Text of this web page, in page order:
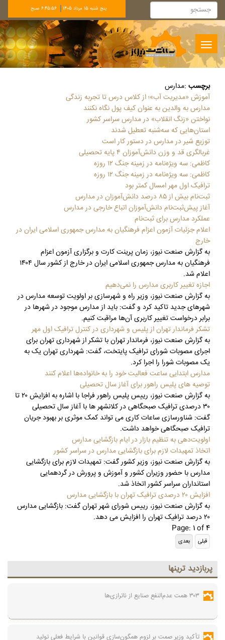
پنج شنبه 15 مرداد 1405 6:45:57 صبح
Toggle
navigation
برچسب :مدارس
آموزش «مدیریت آب»؛ از کلاس درس تا تجربه زندگی
مدارس به والدین به عنوان کیف پول نگاه نکنند
نواختن «زنگ انقلاب» در مدارس سراسر کشور
استان‌هایی که سه‌شنبه تعطیل شدند
توزیع شیر در مدارس در دستور کار است
غربالگری قد و وزن دانش‌آموزان ۴ پایه تحصیلی
کاظمی: سه ویژه‌نامه‌ در زمینه جنگ ۱۲ روزه
کاظمی: سه ویژه‌نامه‌ در زمینه جنگ ۱۲ روزه
ترافیک اول مهر امسال کمتر بود
ثبت‌نام بیش از ۸۵ درصد دانش‌آموزان در مدارس
آغاز پیش‌ثبت‌نام دانش‌آموزان اتباع خارجی در مدارس
عملکرد مدارس برای ثبت‌نام
اعلام جزئیات آزمون اعزام فرهنگیان به مدارس جمهوری اسلامی ایران در
خارج
به گزارش صنعت نیوز، زمان پرینت کارت و برگزاری آزمون اعزام
فرهنگیان به مدارس جمهوری اسلامی ایران در خارج از کشور سال ۱۴۰۴
اعلام شد.
اجازه تغییر کاربری مدارس را نمی‌دهیم
به گزارش صنعت نیوز، وزیر راه و شهرسازی بر اولویت توسعه مدارس در
شهرهای جدید تاکید کرد و گفت: باید از مدارس موجود در شهرها در
برابر درخواست تغییر کاربری آن‌ها مراقبت کنیم.
تشکر فرماندار تهران از پلیس و شهرداری در کنترل ترافیک اول مهر
به گزارش صنعت نیوز، فرماندار تهران با تشکر از شهرداری تهران برای
اجرای مصوبات شورای ترافیک پایتخت، گفت: شهرداری تهران یک به
یک مصوبات شورا را اجرا کرد.
مدارس ابتدایی ساعت فعالیت خود را به خانواده‌ها اعلام کنند
توصیه های پلیس راهور برای آغاز سال تحصیلی
به گزارش صنعت نیوز، رییس پلیس راهور فراجا با اشاره به افزایش ۲۰ تا
۳۰ درصدی ترافیک صبحگاهی در کلانشهر ها با آغاز سال تحصیلی
گفت: شناورسازی ساعات کاری می تواند کمک موثری بر بهبود جریان
ترافیک صبحگاهی خواهد داشت.
اولویت‌دهی به تنظیم بازار در ایام بازگشایی مدارس
اتخاذ تمهیدات لازم برای بازگشایی مدارس در سراسر کشور
به گزارش صنعت نیوز، وزیر کشور گفت: تمهیدات لازم برای بازگشایی
مدارس با حضور وزیران کشور و آموزش و پرورش در گردهمایی
استانداران سراسر کشور اتخاذ شد.
افزایش ۲۰ درصدی ترافیک تهران با بازگشایی مدارس
به گزارش صنعت نیوز، رییس شورای شهر تهران گفت: بازگشایی مدارس
۲۰ درصد ترافیک تهران را افزایش می دهد.
Page: 1 of 4
پربازديد ترينها
۳۰۳ همت عدم‌النفع صنایع از ناترازی‌ها
تأکید وزیر صمت بر لزوم همگون‌سازی قوانین با شرایط فعلی تولید